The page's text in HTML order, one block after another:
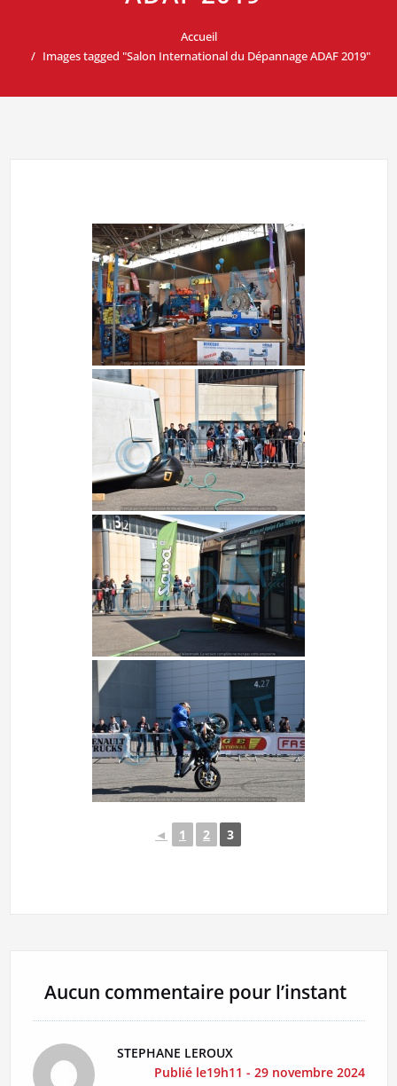
Accueil
Images tagged "Salon International du Dépannage ADAF 2019"
◄ 1 2 3
Aucun commentaire pour l’instant
STEPHANE LEROUX
Publié le19h11 - 29 novembre 2024